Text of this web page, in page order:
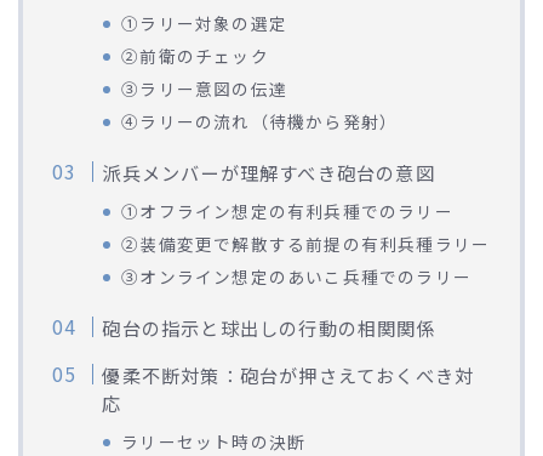
Webマーケティング探偵事務所
➀ラリー対象の選定
②前衛のチェック
③ラリー意図の伝達
➃ラリーの流れ（待機から発射）
派兵メンバーが理解すべき砲台の意図
➀オフライン想定の有利兵種でのラリー
②装備変更で解散する前提の有利兵種ラリー
③オンライン想定のあいこ兵種でのラリー
砲台の指示と球出しの行動の相関関係
優柔不断対策：砲台が押さえておくべき対
応
ラリーセット時の決断